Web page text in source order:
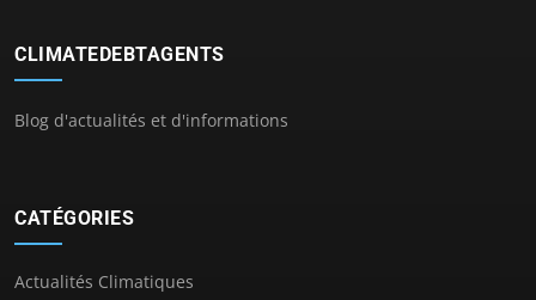
CLIMATEDEBTAGENTS
Blog d'actualités et d'informations
CATÉGORIES
Actualités Climatiques